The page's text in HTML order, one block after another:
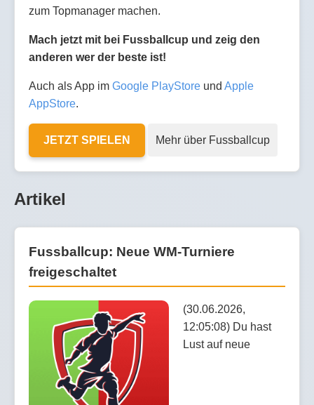
zum Topmanager machen.
Mach jetzt mit bei Fussballcup und zeig den
anderen wer der beste ist!
Auch als App im Google PlayStore und Apple
AppStore.
JETZT SPIELEN Mehr über Fussballcup
Artikel
Fussballcup: Neue WM-Turniere
freigeschaltet
(30.06.2026,
12:05:08) Du hast
Lust auf neue